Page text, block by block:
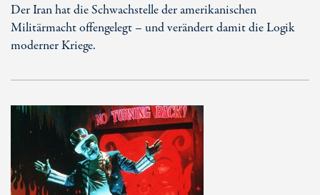
Der Iran hat die Schwachstelle der amerikanischen
Militärmacht offengelegt – und verändert damit die Logik
moderner Kriege.